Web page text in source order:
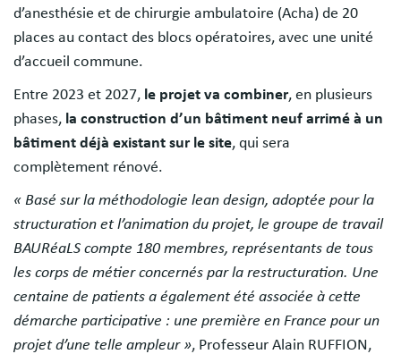
d’anesthésie et de chirurgie ambulatoire (Acha) de 20
places au contact des blocs opératoires, avec une unité
d’accueil commune.
Entre 2023 et 2027, le projet va combiner, en plusieurs
phases, la construction d’un bâtiment neuf arrimé à un
bâtiment déjà existant sur le site, qui sera
complètement rénové.
« Basé sur la méthodologie lean design, adoptée pour la
structuration et l’animation du projet, le groupe de travail
BAURéaLS compte 180 membres, représentants de tous
les corps de métier concernés par la restructuration. Une
centaine de patients a également été associée à cette
démarche participative : une première en France pour un
projet d’une telle ampleur », Professeur Alain RUFFION,